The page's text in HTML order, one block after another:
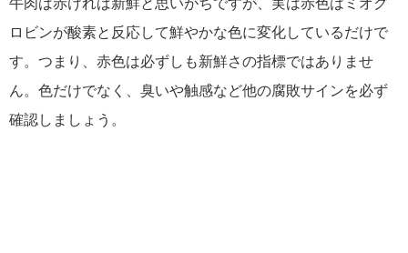
牛肉は赤ければ新鮮と思いがちですが、実は赤色はミオグ
ロビンが酸素と反応して鮮やかな色に変化しているだけで
す。つまり、赤色は必ずしも新鮮さの指標ではありませ
ん。色だけでなく、臭いや触感など他の腐敗サインを必ず
確認しましょう。